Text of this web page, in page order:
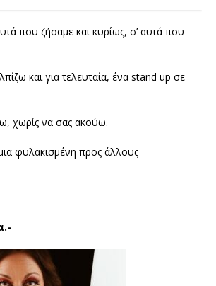
που ζήσαμε και κυρίως, σ’ αυτά που
και για τελευταία, ένα stand up σε
χωρίς να σας ακούω.
φυλακισμένη προς άλλους